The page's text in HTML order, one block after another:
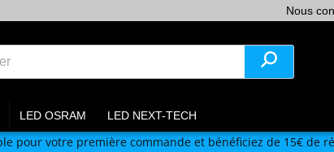
Nous
LED OSRAM LED NEXT-TECH
pour votre première commande et bénéficiez de 15€ de